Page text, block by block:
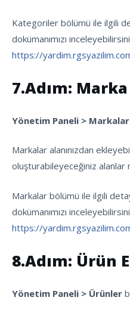
Kategoriler bölümü ile ilgili
dokümanımızı
https://
7.Adım:
Yönetim Paneli > Markalar
Markalar alanınızdan
oluşturabileyeceğiniz alanlar
Markalar bölümü ile ilgili
dokümanımızı
https://
8.Adım: Ürün
Yönetim Paneli > Ürünler